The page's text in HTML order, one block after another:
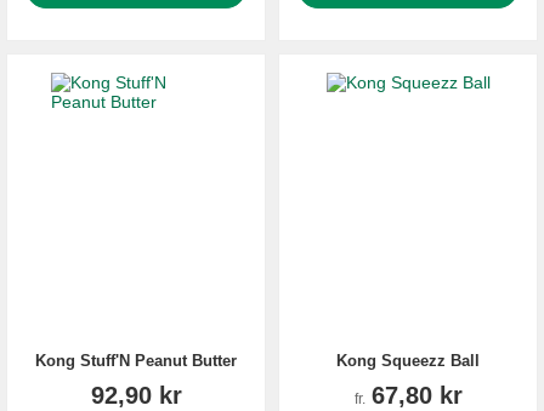
Kong Stuff'N Peanut Butter
92,90 kr
Kong Squeezz Ball
fr. 67,80 kr